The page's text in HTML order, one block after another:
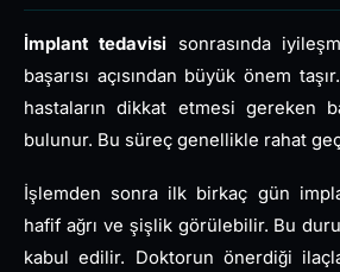
İmplant tedavisi sonrasında
başarısı açısından büyük önem
hastaların dikkat etmesi gereken
bulunur. Bu süreç genellikle rahat
İşlemden sonra ilk birkaç gün
hafif ağrı ve şişlik görülebilir. Bu
kabul edilir. Doktorun önerdiği